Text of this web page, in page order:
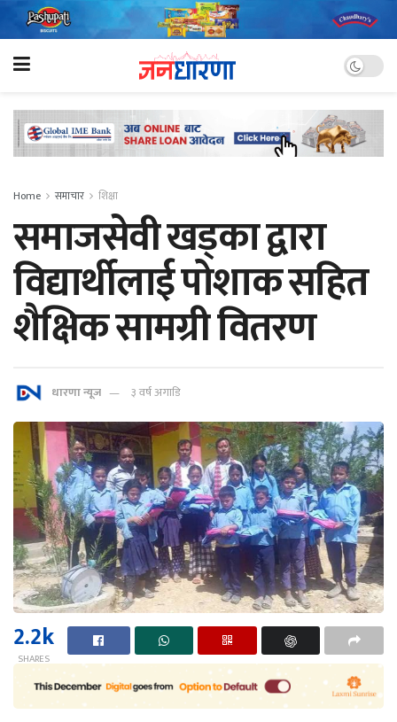
Home समाचार शिक्षा
समाजसेवी खड्का द्वारा
विद्यार्थीलाई पोशाक सहित
शैक्षिक सामग्री वितरण
धारणा न्यूज ३ वर्ष अगाडि
2.2k
SHARES